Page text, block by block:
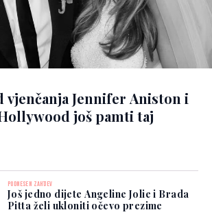
vjenčanja Jennifer Aniston i
još pamti taj
PODNESEN ZAHTJEV
Još jedno dijete Angeline Jolie i Brada
Pitta želi ukloniti očevo prezime